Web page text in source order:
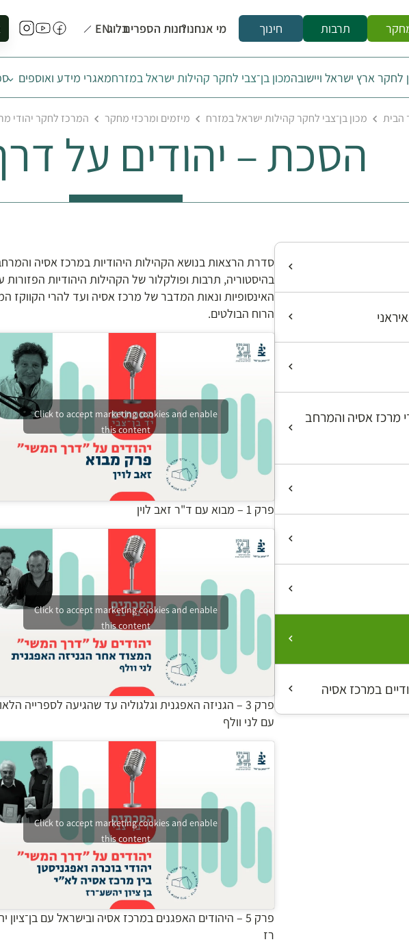
תרבות חינוך מי אנחנו?חנות הספריםבלוגEN
לחקר ארץ ישראל ויישובהמכון בן־צבי לחקר קהילות ישראל במזרחמאגרי מידע ואוספים
הבית מכון בן־צבי לחקר קהילות ישראל במזרח מיזמים ומרכזי מחקר המרכז לחקר יהודי
הסכת – יהודים על
מרכז אסיה והמרחב
במרכז אסיה
סדרת הרצאות בנושא הקהילות היהודיות במרכז אסיה
בהיסטוריה, תרבות ופולקלור של הקהילות היהודיות
האינסופיות ונאות המדבר של מרכז אסיה ועד להרי
הרוח הבולטים.
Click to accept marketing cookies and enable
this content
פרק 1 – מבוא עם ד"ר זאב לוין
Click to accept marketing cookies and enable
this content
פרק 3 – הגניזה האפגנית וגלגוליה עד שהגיעה לספרייה
עם לני וולף
Click to accept marketing cookies and enable
this content
פרק 5 – היהודים האפגנים במרכז אסיה ובישראל עם בן־ציון
רז